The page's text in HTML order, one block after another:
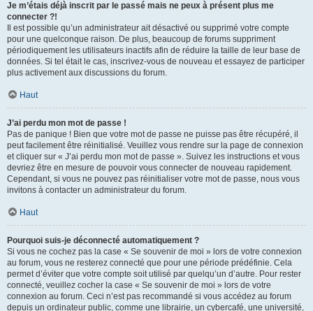
Je m’étais déjà inscrit par le passé mais ne peux à présent plus me
connecter ?!
Il est possible qu’un administrateur ait désactivé ou supprimé votre compte
pour une quelconque raison. De plus, beaucoup de forums suppriment
périodiquement les utilisateurs inactifs afin de réduire la taille de leur base de
données. Si tel était le cas, inscrivez-vous de nouveau et essayez de participer
plus activement aux discussions du forum.
Haut
J’ai perdu mon mot de passe !
Pas de panique ! Bien que votre mot de passe ne puisse pas être récupéré, il
peut facilement être réinitialisé. Veuillez vous rendre sur la page de connexion
et cliquer sur « J’ai perdu mon mot de passe ». Suivez les instructions et vous
devriez être en mesure de pouvoir vous connecter de nouveau rapidement.
Cependant, si vous ne pouvez pas réinitialiser votre mot de passe, nous vous
invitons à contacter un administrateur du forum.
Haut
Pourquoi suis-je déconnecté automatiquement ?
Si vous ne cochez pas la case « Se souvenir de moi » lors de votre connexion
au forum, vous ne resterez connecté que pour une période prédéfinie. Cela
permet d’éviter que votre compte soit utilisé par quelqu’un d’autre. Pour rester
connecté, veuillez cocher la case « Se souvenir de moi » lors de votre
connexion au forum. Ceci n’est pas recommandé si vous accédez au forum
depuis un ordinateur public, comme une librairie, un cybercafé, une université,